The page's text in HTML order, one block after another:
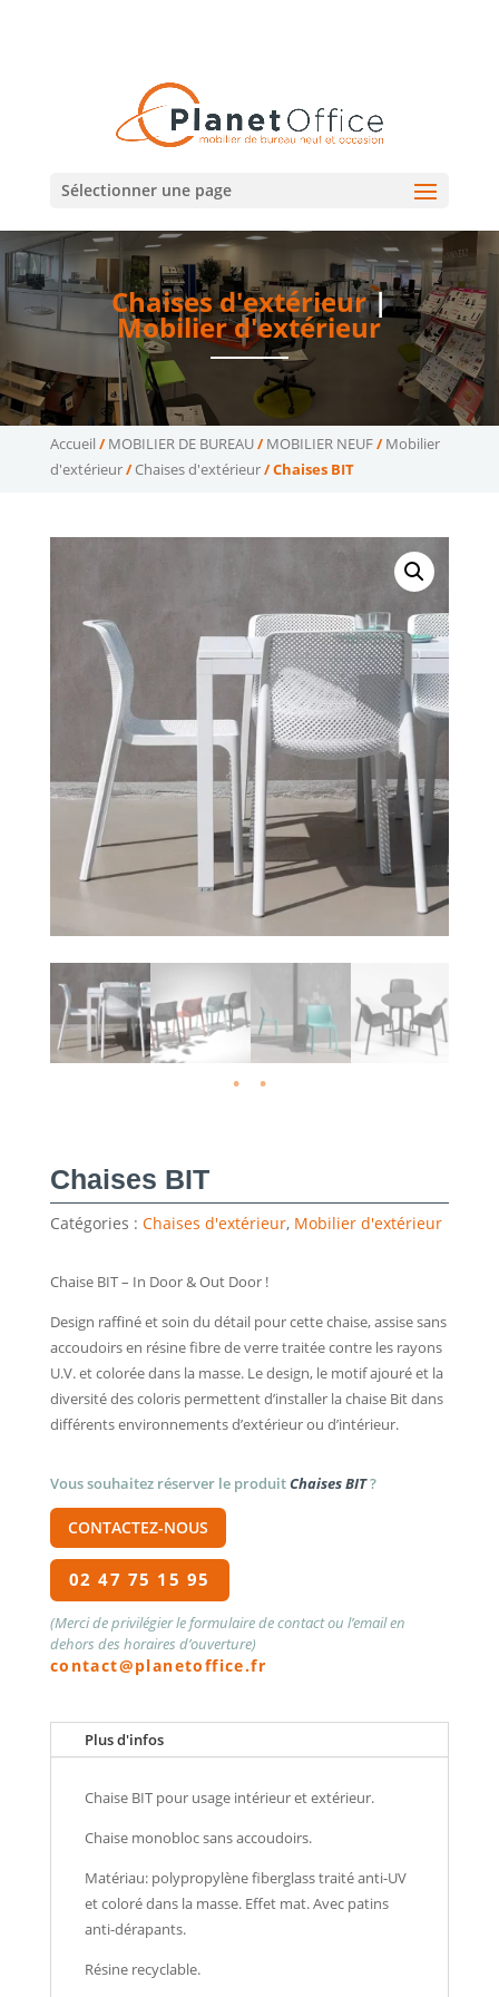
Sélectionner une page
Chaises d'extérieur|
Mobilier d'extérieur
Accueil /MOBILIER DE BUREAU/MOBILIER NEUF/Mobilier
d'extérieur/Chaises d'extérieur/ Chaises BIT
Chaises BIT
Catégories : Chaises d'extérieur, Mobilier d'extérieur
Chaise BIT – In Door & Out Door !
Design raffiné et soin du détail pour cette chaise, assise sans
accoudoirs en résine fibre de verre traitée contre les rayons
U.V. et colorée dans la masse. Le design, le motif ajouré et la
diversité des coloris permettent d’installer la chaise Bit dans
différents environnements d’extérieur ou d’intérieur.
Vous souhaitez réserver le produitChaises BIT?
CONTACTEZ-NOUS
02 47 75 15 95
(Merci de privilégier le formulaire de contact ou l’email en
dehors des horaires d’ouverture)
contact@planetoffice.fr
Plus d'infos
Chaise BIT pour usage intérieur et extérieur.
Chaise monobloc sans accoudoirs.
Matériau: polypropylène fiberglass traité anti-UV
et coloré dans la masse. Effet mat. Avec patins
anti-dérapants.
Résine recyclable.